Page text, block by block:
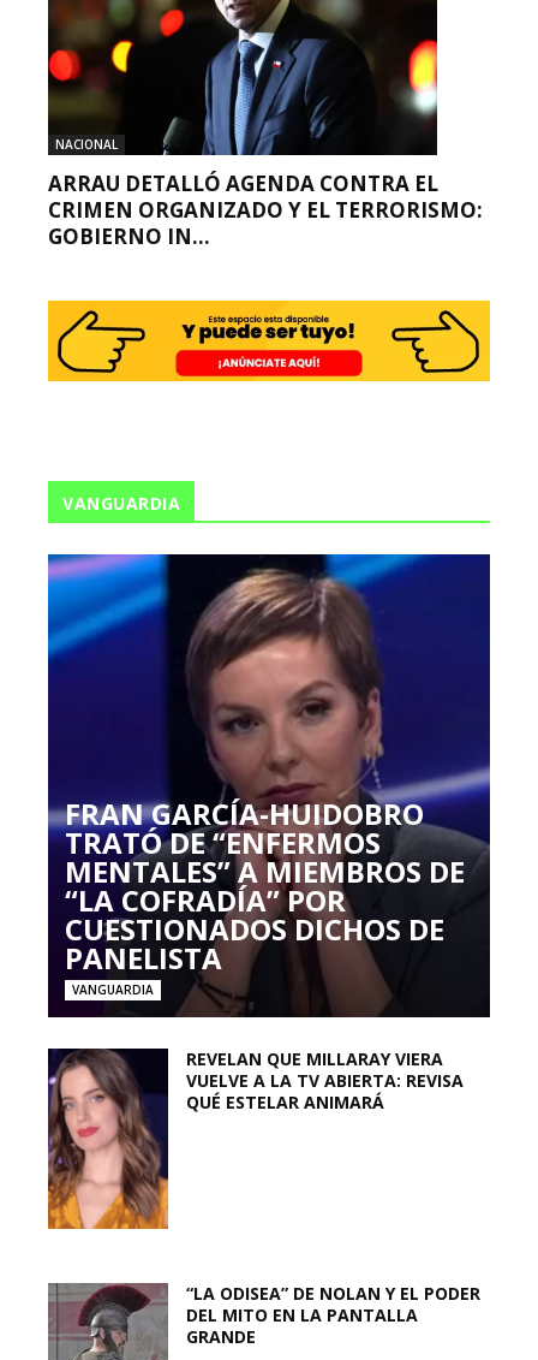
NACIONAL
ARRAU DETALLÓ AGENDA CONTRA EL
CRIMEN ORGANIZADO Y EL TERRORISMO:
GOBIERNO IN...
VANGUARDIA
FRAN GARCÍA-HUIDOBRO
TRATÓ DE “ENFERMOS
MENTALES” A MIEMBROS DE
“LA COFRADÍA” POR
CUESTIONADOS DICHOS DE
PANELISTA
VANGUARDIA
REVELAN QUE MILLARAY VIERA
VUELVE A LA TV ABIERTA: REVISA
QUÉ ESTELAR ANIMARÁ
“LA ODISEA” DE NOLAN Y EL PODER
DEL MITO EN LA PANTALLA
GRANDE